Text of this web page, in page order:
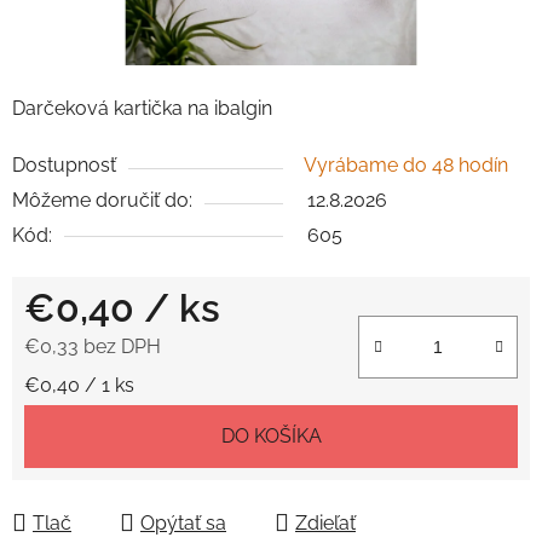
Darčeková kartička na ibalgin
Dostupnosť
Vyrábame do 48 hodín
Môžeme doručiť do:
12.8.2026
Kód:
605
€0,40 / ks
€0,33 bez DPH
Jednotková cena:
€0,40 / 1 ks
DO KOŠÍKA
Tlač Opýtať sa Zdieľať